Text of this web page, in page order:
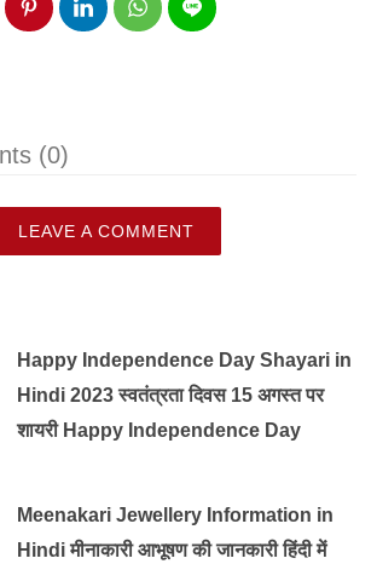
(0)
LEAVE A COMMENT
Happy Independence Day Shayari in
Hindi 2023 स्वतंत्रता दिवस 15 अगस्त पर
शायरी Happy Independence Day
Meenakari Jewellery Information in
Hindi मीनाकारी आभूषण की जानकारी हिंदी में